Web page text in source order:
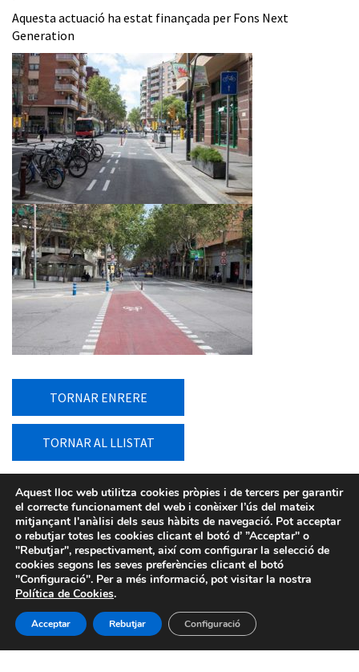
Aquesta actuació ha estat finançada per Fons Next
Generation
TORNAR ENRERE
TORNAR AL LLISTAT
Aquest lloc web utilitza cookies pròpies i de tercers per garantir
el correcte funcionament del web i conèixer l’ús del mateix
mitjançant l'anàlisi dels seus hàbits de navegació. Pot acceptar
o rebutjar totes les cookies clicant el botó d’ ”Acceptar" o
"Rebutjar", respectivament, així com configurar la selecció de
cookies segons les seves preferències clicant el botó
"Configuració". Per a més informació, pot visitar la nostra
Política de Cookies.
Acceptar Rebutjar Configuració